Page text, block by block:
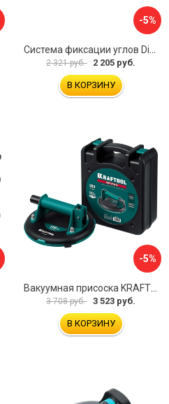
-5%
2 321 руб. 2 205 руб.
В КОРЗИНУ
-5%
3 708 руб. 3 523 руб.
В КОРЗИНУ